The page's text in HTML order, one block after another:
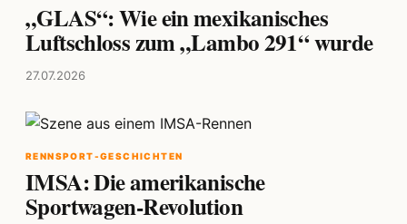
„GLAS“: Wie ein mexikanisches
Luftschloss zum „Lambo 291“ wurde
27.07.2026
RENNSPORT-GESCHICHTEN
IMSA: Die amerikanische
Sportwagen-Revolution